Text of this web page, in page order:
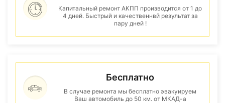
Капитальный ремонт АКПП производится от 1 до
4 дней. Быстрый и качественнвй результат за
пару дней !
Бесплатно
В случае ремонта мы бесплатно эвакуируем
Ваш автомобиль до 50 км. от МКАД-а